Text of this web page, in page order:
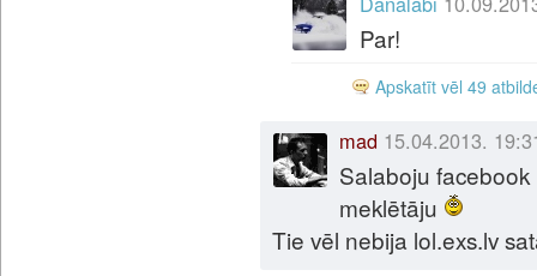
Par!
Apskatīt vēl 49
mad 15.04.2013.
Salaboju
meklētāju
Tie vēl nebija lol.exs.lv